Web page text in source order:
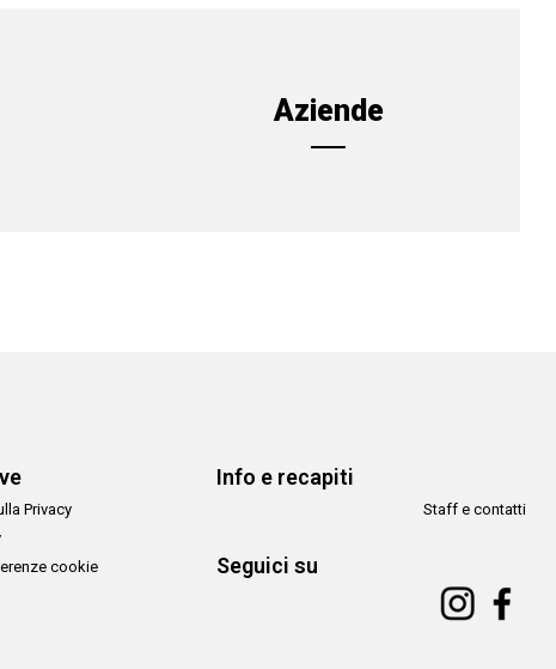
Aziende
Privacy
cookie
Info e recapiti
Staff e contatti
Seguici su